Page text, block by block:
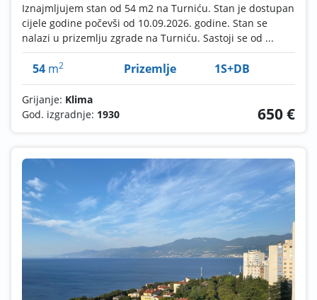
Iznajmljujem stan od 54 m2 na Turniću. Stan je dostupan
cijele godine počevši od 10.09.2026. godine. Stan se
nalazi u prizemlju zgrade na Turniću. Sastoji se od ...
54 m2 Prizemlje 1S+DB
Grijanje: Klima
God. izgradnje: 1930 650 €